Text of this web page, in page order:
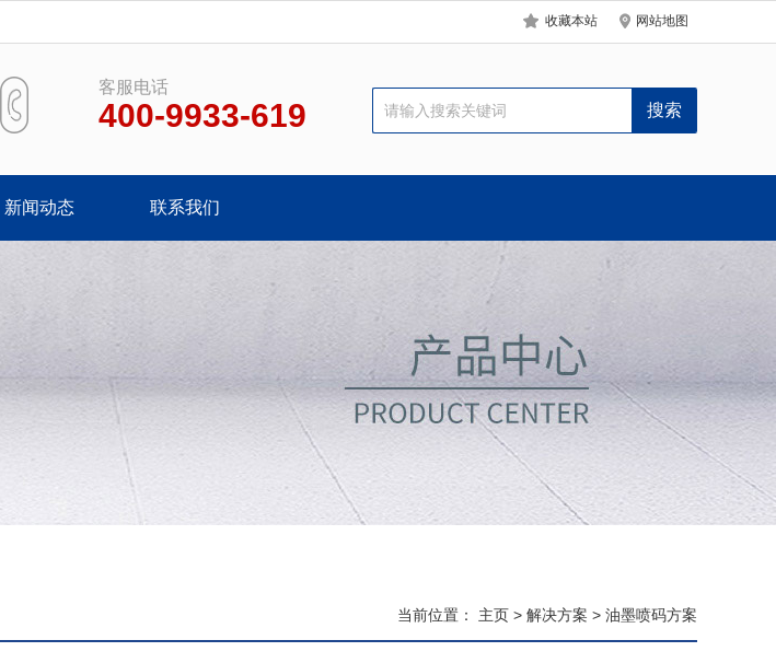
收藏本站 网站地图
客服电话
400-9933-619
新闻动态 联系我们
当前位置： 主页 > 解决方案 > 油墨喷码方案